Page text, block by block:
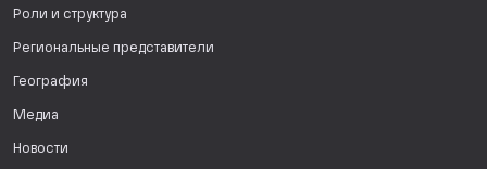
Роли и структура
Региональные представители
География
Медиа
Новости